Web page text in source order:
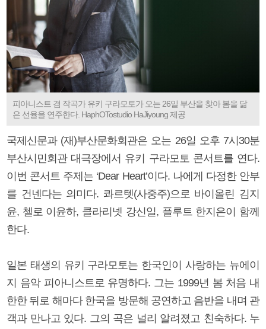
피아니스트 겸 작곡가 유키 구라모토가 오는 26일 부산을 찾아 봄을 닮
은 선율을 연주한다. HaphOTostudio HaJiyoung 제공
국제신문과 (재)부산문화회관은 오는 26일 오후 7시30분
부산시민회관 대극장에서 유키 구라모토 콘서트를 연다.
이번 콘서트 주제는 ‘Dear Heart’이다. 나에게 다정한 안부
를 건넨다는 의미다. 콰르텟(사중주)으로 바이올린 김지
윤, 첼로 이윤하, 클라리넷 강신일, 플루트 한지은이 함께
한다.
일본 태생의 유키 구라모토는 한국인이 사랑하는 뉴에이
지 음악 피아니스트로 유명하다. 그는 1999년 봄 처음 내
한한 뒤로 해마다 한국을 방문해 공연하고 음반을 내며 관
객과 만나고 있다. 그의 곡은 널리 알려졌고 친숙하다. 누